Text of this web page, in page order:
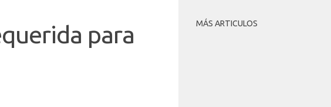
para
MÁS ARTICULOS